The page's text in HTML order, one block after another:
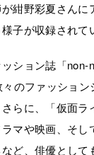
紺野彩夏さんに
子が収録されて
ション誌「non-
のファッション
らに、「仮面ラ
マや映画、そし
ど、俳優として